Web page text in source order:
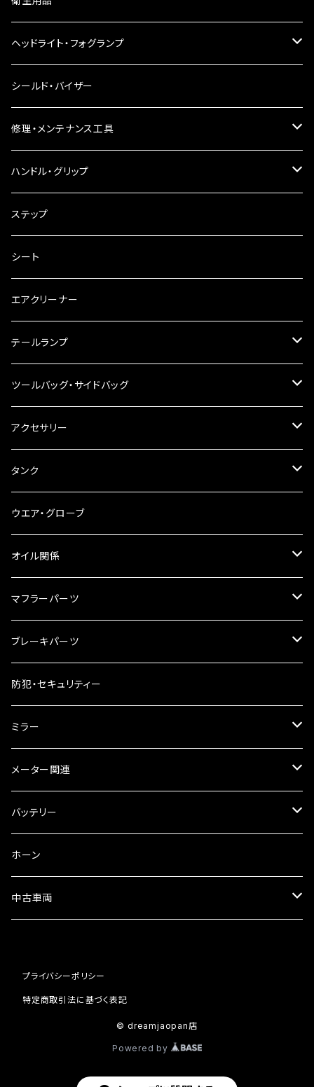
LEDウインカー
電球型ウインカー
バードゲージウインカー
ウインカークランプ
ヘッドライト・フォグランプ
ヘッドライト
フォグランプ
配線・リレー
シールド・バイザー
修理・メンテナンス工具
インテークマニホールド
電装・配線・キボシ等
キャブレター
チェーン
工具類
ハンドル・グリップ
グリップ
バーハン
ハンドルパーツ
ハンドルスイッチ
その他
ハンドルポスト
ハンドルブレース
ステアリングダンパー
ブレーキ・クラッチレバー
スマホホルダー
ステップ
シート
エアクリーナー
テールランプ
ナンバー灯
ツールバッグ・サイドバッグ
ツールバッグ
サイドバッグ
サイドバッグサポート
リアBOX
ハードケース
アクセサリー
USB電源
電装系
タンク
タンク本体
タンクキャップ
タンクシール
ケミカル
ウエア・グローブ
オイル関係
4スト用エンジンオイル
2スト用エンジンオイル
ギアオイル
オイルクーラー
ラジエーター
フォークオイル
マフラーパーツ
マフラーガード
バンテージタイプ
スリップオン
サイレンサー
ブレーキパーツ
ブレーキシュー
ブレーキパット
ブレーキオイル
その他
防犯・セキュリティー
ミラー
ミラー本体
ミラーアダプター
ミラーその他
メーター関連
スピードメーター
タコメーター
セット
バッテリー
バッテリー充電器
ホーン
中古車両
ホンダ
プライバシーポリシー
特定商取引法に基づく表記
© dreamjaopan店
Powered by